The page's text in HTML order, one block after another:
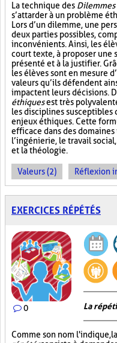
La technique des
s’attarder à un problème
Lors d’un dilemme, une
deux parties possibles,
inconvénients. Ainsi, les
court texte, à proposer une
présenté et à la justifier.
les élèves sont en mesure
valeurs qu’ils défendent
impactent leurs décisions.
éthiquesest très
les disciplines susceptibles
enjeux éthiques. Cette
efficace dans des
l’ingénierie, le travail
et la théologie.
Valeurs (2) Réflexion
EXERCICES RÉPÉTÉS
0 La
Comme son nom l'indique,